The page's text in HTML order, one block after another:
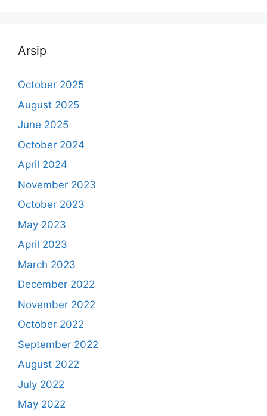
Arsip
October 2025
August 2025
June 2025
October 2024
April 2024
November 2023
October 2023
May 2023
April 2023
March 2023
December 2022
November 2022
October 2022
September 2022
August 2022
July 2022
May 2022